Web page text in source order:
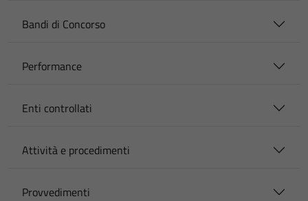
Bandi di Concorso
Performance
Enti controllati
Attività e procedimenti
Provvedimenti